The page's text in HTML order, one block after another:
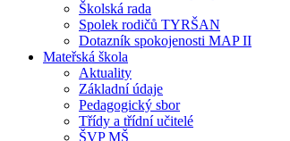
Školská rada
Spolek rodičů TYRŠAN
Dotazník spokojenosti MAP II
Mateřská škola
Aktuality
Základní údaje
Pedagogický sbor
Třídy a třídní učitelé
ŠVP MŠ